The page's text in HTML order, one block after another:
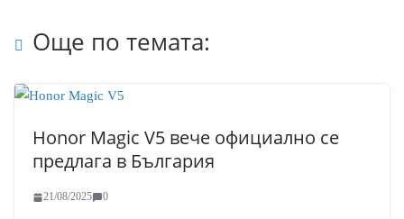
Още по темата:
Honor Magic V5 вече официално се
предлага в България
21/08/2025 0